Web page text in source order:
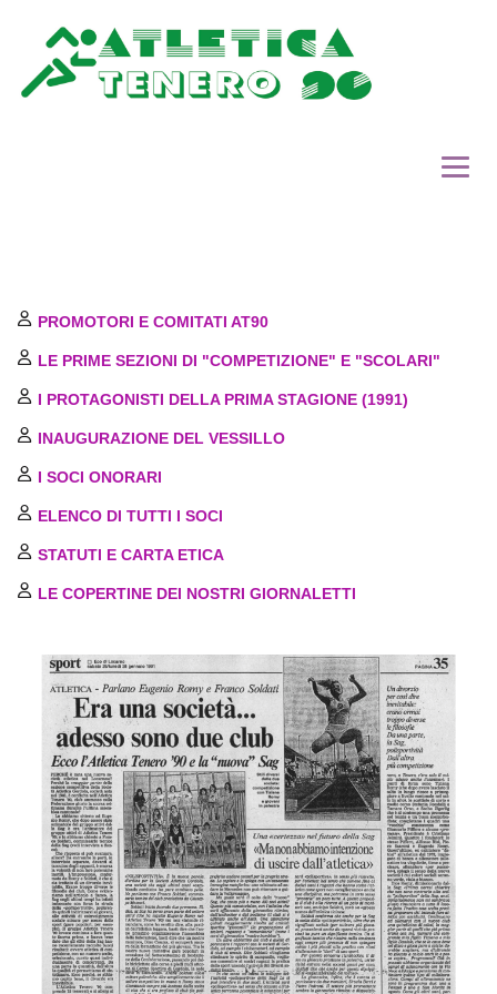
CATEGORIE
STORIA
CONTATTI
LINKS
PROMOTORI E COMITATI AT90
LE PRIME SEZIONI DI "COMPETIZIONE" E "SCOLARI"
I PROTAGONISTI DELLA PRIMA STAGIONE (1991)
INAUGURAZIONE DEL VESSILLO
I SOCI ONORARI
ELENCO DI TUTTI I SOCI
STATUTI E CARTA ETICA
LE COPERTINE DEI NOSTRI GIORNALETTI